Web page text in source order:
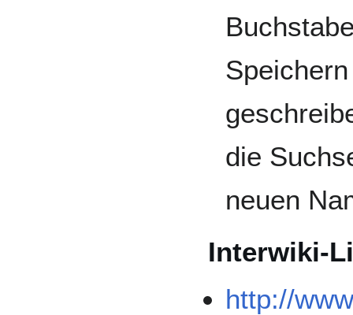
die
neuen
Interwiki-
http://